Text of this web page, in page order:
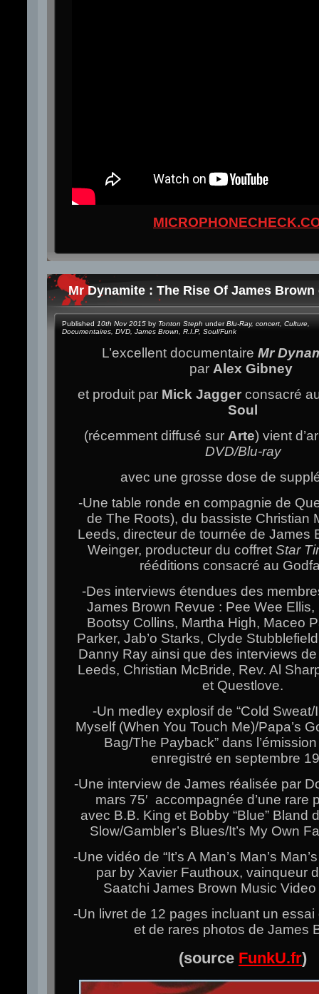
Mr Dynamite : The Rise Of James Brown
Published 10th Nov 2015 by Tonton Steph underBlu-Ray, concert Culture
Documentaires DVD James Brown R.I.P, Soul/Funk
L’excellent documentaire Mr
par Alex Gibney
et produit par Mick Jagger consacré
Soul
(récemment diffusé sur Arte) vient
DVD/Blu-ray
avec une grosse dose de
-Une table ronde en compagnie de
de The Roots), du bassiste Christian
Leeds, directeur de tournée de James
Weinger, producteur du coffret Star
rééditions consacré au
-Des interviews étendues des
James Brown Revue : Pee Wee Ellis,
Bootsy Collins, Martha High, Maceo
Parker, Jab’o Starks, Clyde
Danny Ray ainsi que des interviews
Leeds, Christian McBride, Rev. Al
et Questlove.
-Un medley explosif de “Cold Sweat/
Myself (When You Touch Me)/Papa’s
Bag/The Payback” dans
enregistré en septembre
-Une interview de James réalisée par
mars 75′ accompagnée d’une rare
avec B.B. King et Bobby “Blue” Bland
Slow/Gambler’s Blues/It’s My Own
-Une vidéo de “It’s A Man’s Man’s
par by Xavier Fauthoux, vainqueur
Saatchi James Brown Music
-Un livret de 12 pages incluant un
et de rares photos de James
(source FunkU.fr)